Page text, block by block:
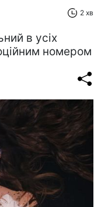
2 хв
в усіх
номером